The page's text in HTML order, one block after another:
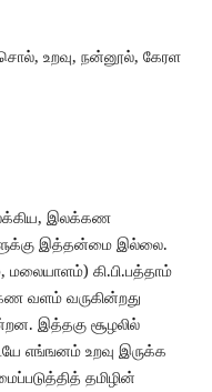
உறவு, நன்னூல், கேரள
இலக்கண
இத்தன்மை இல்லை.
கி.பி.பத்தாம்
வளம் வருகின்றது
இத்தகு சூழலில்
எங்ஙனம் உறவு இருக்க
தமிழின்